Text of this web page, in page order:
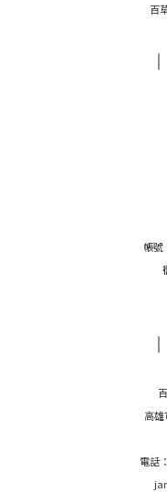
百
帳號
高
電話